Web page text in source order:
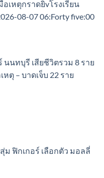
อเหตุกราดยิvโรงเรียน
08-07 06:Forty five:00
นนทบุรี เสียชีวิตรวม 8 ราย
ตุ – บาดเจ็บ 22 ราย
ม ฟิกเกอร์ เลือกตัว มอลลี่